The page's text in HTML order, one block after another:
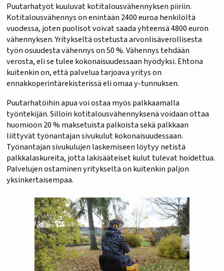
Puutarhatyöt kuuluvat kotitalousvähennyksen piiriin.
Kotitalousvähennys on enintään 2400 euroa henkilöltä
vuodessa, joten puolisot voivat saada yhteensä 4800 euron
vähennyksen. Yritykseltä ostetusta arvonlisäverollisesta
työn osuudesta vähennys on 50 %. Vähennys tehdään
verosta, eli se tulee kokonaisuudessaan hyödyksi. Ehtona
kuitenkin on, että palvelua tarjoava yritys on
ennakkoperintärekisterissä eli omaa y-tunnuksen.
Puutarhatöihin apua voi ostaa myös palkkaamalla
työntekijän. Silloin kotitalousvähennyksenä voidaan ottaa
huomioon 20 % maksetuista palkoista sekä palkkaan
liittyvät työnantajan sivukulut kokonaisuudessaan.
Työnantajan sivukulujen laskemiseen löytyy netistä
palkkalaskureita, jotta lakisääteiset kulut tulevat hoidettua.
Palvelujen ostaminen yritykseltä on kuitenkin paljon
yksinkertaisempaa.